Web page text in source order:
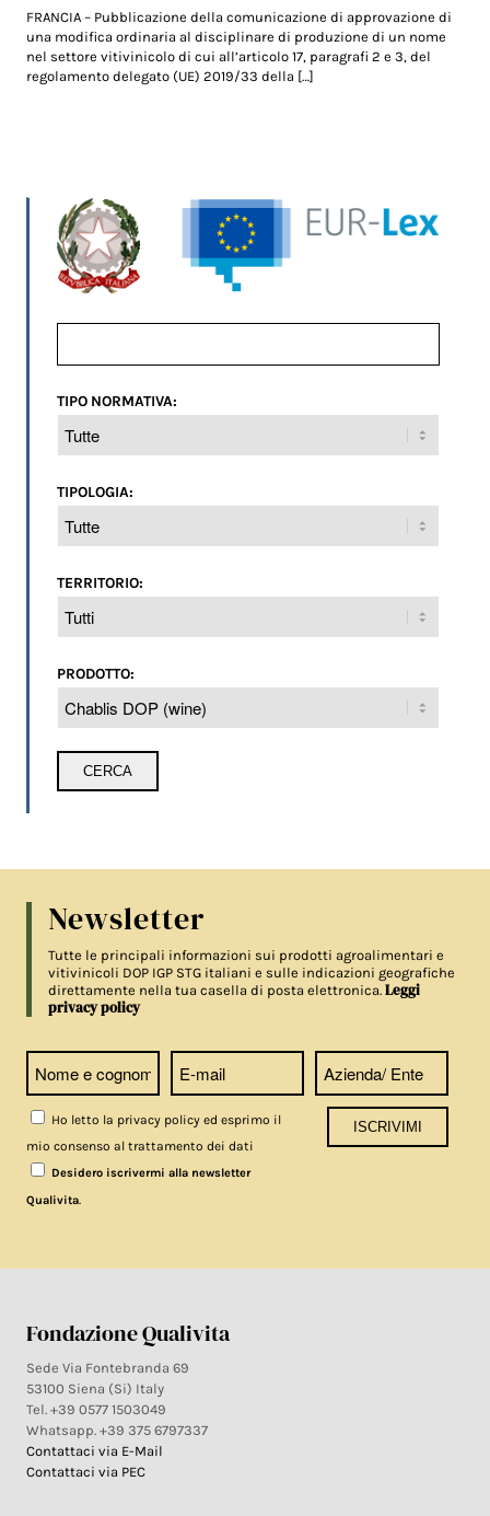
FRANCIA – Pubblicazione della comunicazione di approvazione di
una modifica ordinaria al disciplinare di produzione di un nome
nel settore vitivinicolo di cui all’articolo 17, paragrafi 2 e 3, del
regolamento delegato (UE) 2019/33 della […]
TIPO NORMATIVA:
TIPOLOGIA:
TERRITORIO:
PRODOTTO:
Newsletter
Tutte le principali informazioni sui prodotti agroalimentari e
vitivinicoli DOP IGP STG italiani e sulle indicazioni geografiche
direttamente nella tua casella di posta elettronica.Leggi
privacy policy
Ho letto la privacy policy ed esprimo il
mio consenso al trattamento dei dati
Desidero iscrivermi alla newsletter
Qualivita.
Fondazione Qualivita
Sede Via Fontebranda 69
53100 Siena (Si) Italy
Tel. +39 0577 1503049
Whatsapp. +39 375 6797337
Contattaci via E-Mail
Contattaci via PEC